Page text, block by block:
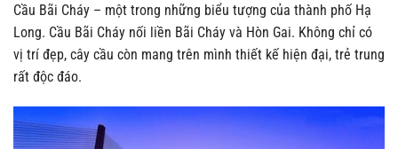
Cầu Bãi Cháy – một trong những biểu tượng của thành phố Hạ
Long. Cầu Bãi Cháy nối liền Bãi Cháy và Hòn Gai. Không chỉ có
vị trí đẹp, cây cầu còn mang trên mình thiết kế hiện đại, trẻ trung
rất độc đáo.